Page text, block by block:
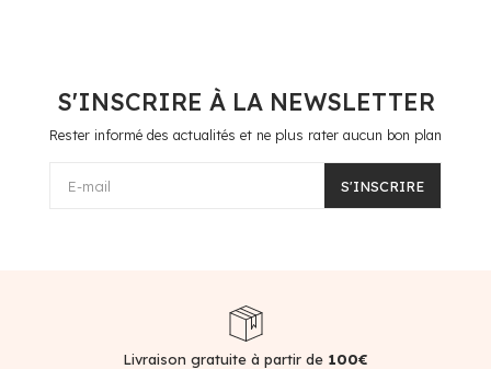
S'INSCRIRE À LA NEWSLETTER
Rester informé des actualités et ne plus rater aucun bon plan
E-mail S'INSCRIRE
Livraison gratuite à partir de 100€